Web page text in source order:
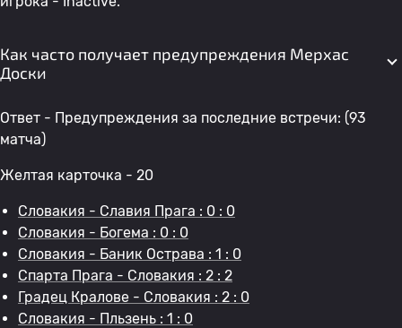
Как часто получает предупреждения Мерхас
Доски
Ответ - Предупреждения за последние встречи: (93
матча)
Желтая карточка - 20
Словакия - Славия Прага : 0 : 0
Словакия - Богема : 0 : 0
Словакия - Баник Острава : 1 : 0
Спарта Прага - Словакия : 2 : 2
Градец Кралове - Словакия : 2 : 0
Словакия - Пльзень : 1 : 0